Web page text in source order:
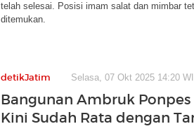
telah selesai. Posisi imam salat dan mimbar
ditemukan.
detikJatim Selasa, 07 Okt 2025 14:20
Bangunan Ambruk
Kini Sudah Rata dengan